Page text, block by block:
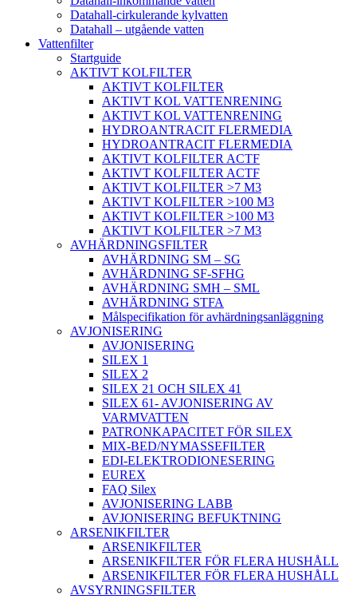
Datahall-cirkulerande kylvatten
Datahall – utgående vatten
Vattenfilter
Startguide
AKTIVT KOLFILTER
AKTIVT KOLFILTER
AKTIVT KOL VATTENRENING
AKTIVT KOL VATTENRENING
HYDROANTRACIT FLERMEDIA
HYDROANTRACIT FLERMEDIA
AKTIVT KOLFILTER ACTF
AKTIVT KOLFILTER ACTF
AKTIVT KOLFILTER >7 M3
AKTIVT KOLFILTER >100 M3
AKTIVT KOLFILTER >100 M3
AKTIVT KOLFILTER >7 M3
AVHÄRDNINGSFILTER
AVHÄRDNING SM – SG
AVHÄRDNING SF-SFHG
AVHÄRDNING SMH – SML
AVHÄRDNING STFA
Målspecifikation för avhärdningsanläggning
AVJONISERING
AVJONISERING
SILEX 1
SILEX 2
SILEX 21 OCH SILEX 41
SILEX 61- AVJONISERING AV
VARMVATTEN
PATRONKAPACITET FÖR SILEX
MIX-BED/NYMASSEFILTER
EDI-ELEKTRODIONESERING
EUREX
FAQ Silex
AVJONISERING LABB
AVJONISERING BEFUKTNING
ARSENIKFILTER
ARSENIKFILTER
ARSENIKFILTER FÖR FLERA HUSHÅLL
ARSENIKFILTER FÖR FLERA HUSHÅLL
AVSYRNINGSFILTER